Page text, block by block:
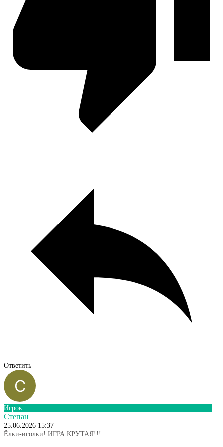
Ответить
Игрок
Степан
25.06.2026 15:37
Ёлки-иголки! ИГРА КРУТАЯ!!!